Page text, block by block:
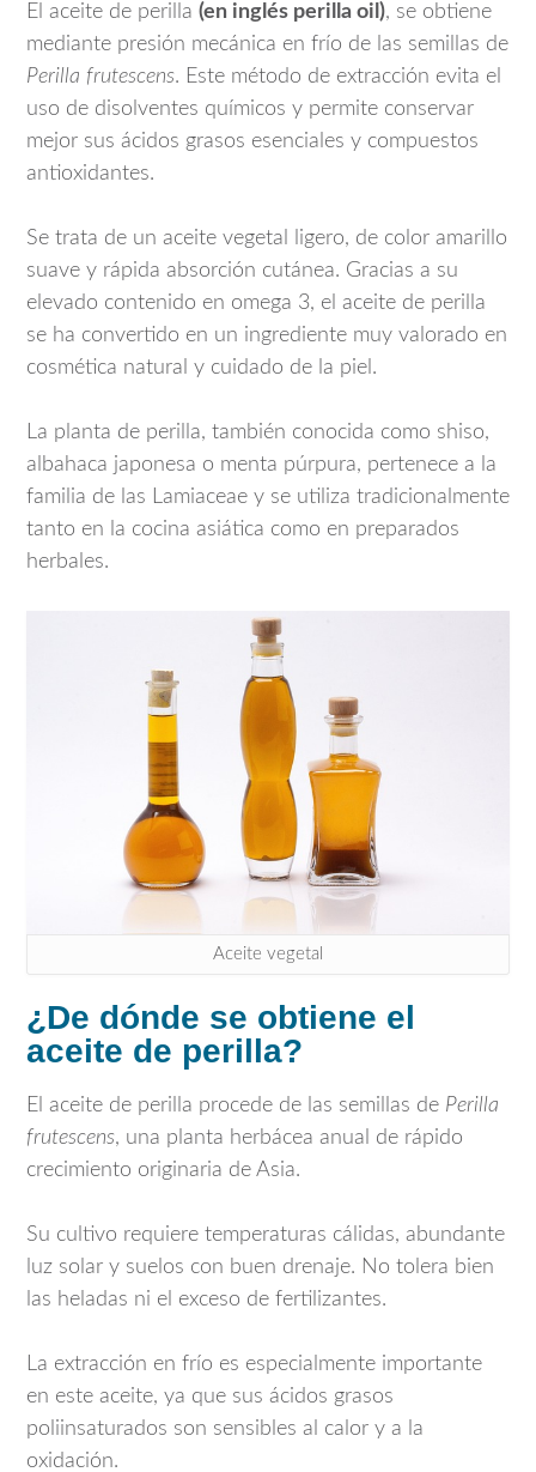
El aceite de perilla (en inglés perilla oil), se obtiene
mediante presión mecánica en frío de las semillas de
Perilla frutescens. Este método de extracción evita el
uso de disolventes químicos y permite conservar
mejor sus ácidos grasos esenciales y compuestos
antioxidantes.
Se trata de un aceite vegetal ligero, de color amarillo
suave y rápida absorción cutánea. Gracias a su
elevado contenido en omega 3, el aceite de perilla
se ha convertido en un ingrediente muy valorado en
cosmética natural y cuidado de la piel.
La planta de perilla, también conocida como shiso,
albahaca japonesa o menta púrpura, pertenece a la
familia de las Lamiaceae y se utiliza tradicionalmente
tanto en la cocina asiática como en preparados
herbales.
Aceite vegetal
¿De dónde se obtiene el
aceite de perilla?
El aceite de perilla procede de las semillas de Perilla
frutescens, una planta herbácea anual de rápido
crecimiento originaria de Asia.
Su cultivo requiere temperaturas cálidas, abundante
luz solar y suelos con buen drenaje. No tolera bien
las heladas ni el exceso de fertilizantes.
La extracción en frío es especialmente importante
en este aceite, ya que sus ácidos grasos
poliinsaturados son sensibles al calor y a la
oxidación.